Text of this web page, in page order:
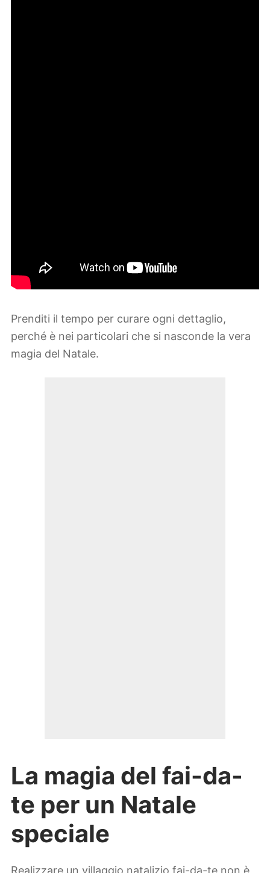
Prenditi il tempo per curare ogni dettaglio,
perché è nei particolari che si nasconde la vera
magia del Natale.
La magia del fai-da-
te per un Natale
speciale
Realizzare un villaggio natalizio fai-da-te non è